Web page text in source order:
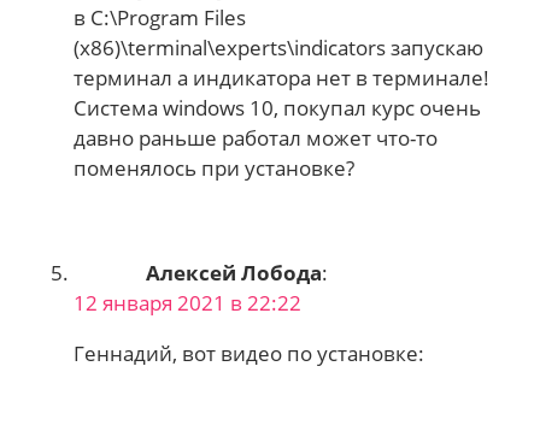
в C:\Program Files
(x86)\terminal\experts\indicators запускаю
терминал а индикатора нет в терминале!
Система windows 10, покупал курс очень
давно раньше работал может что-то
поменялось при установке?
Алексей Лобода:
12 января 2021 в 22:22
Геннадий, вот видео по установке: